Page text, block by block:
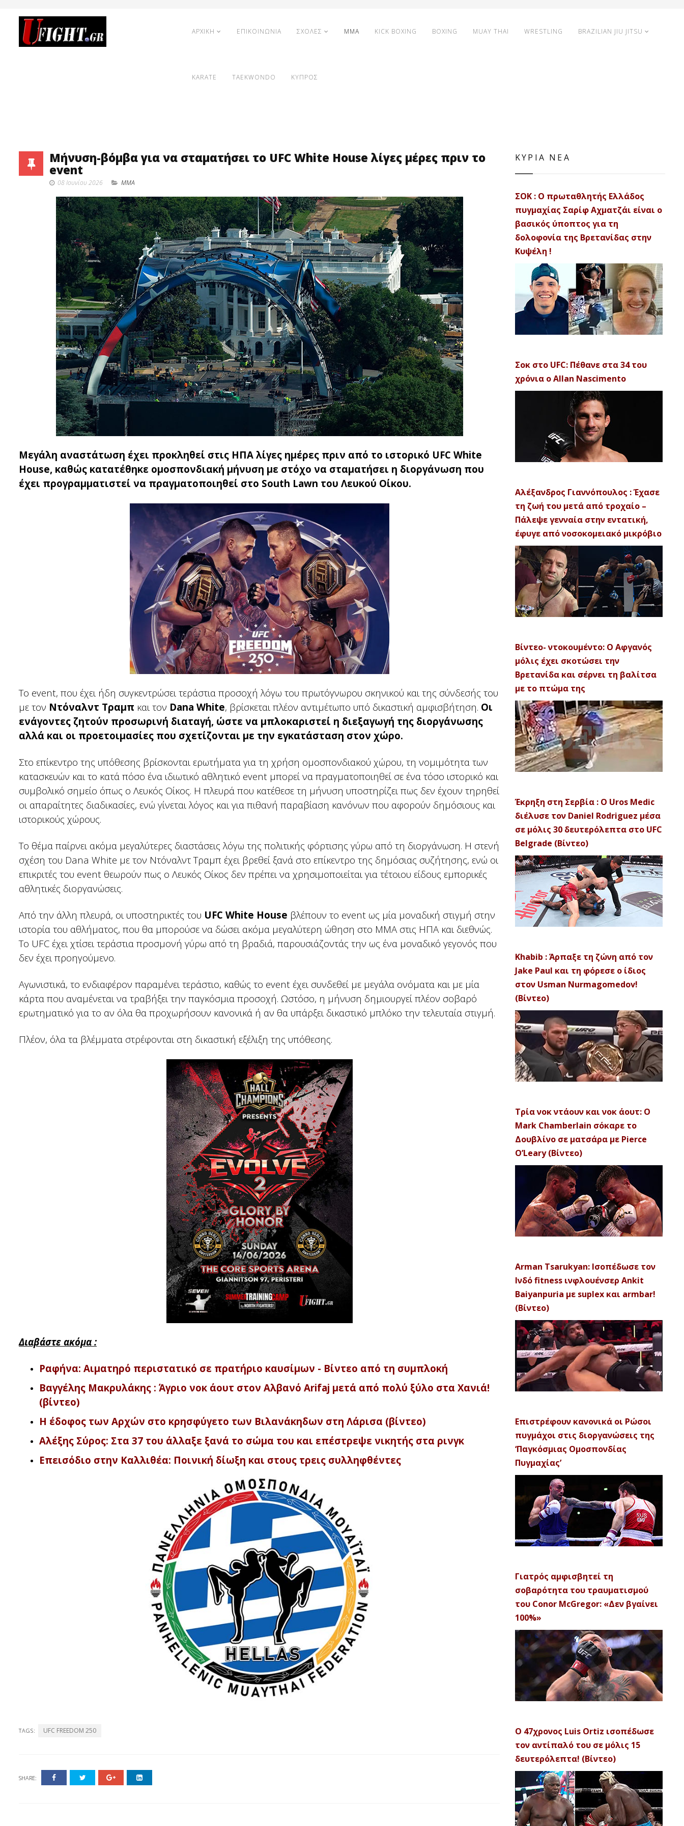
ΑΡΧΙΚΗ ΕΠΙΚΟΙΝΩΝΙΑ ΣΧΟΛΕΣ MMA KICK BOXING BOXING MUAY THAI WRESTLING BRAZILIAN JIU JITSU
KARATE TAEKWONDO ΚΥΠΡΟΣ
Μήνυση-βόμβα για να σταματήσει το UFC White House λίγες μέρες πριν το
event
08 Ιουνίου 2026 MMA
Μεγάλη αναστάτωση έχει προκληθεί στις ΗΠΑ λίγες ημέρες πριν από το ιστορικό UFC White
House, καθώς κατατέθηκε ομοσπονδιακή μήνυση με στόχο να σταματήσει η διοργάνωση που
έχει προγραμματιστεί να πραγματοποιηθεί στο South Lawn του Λευκού Οίκου.
Το event, που έχει ήδη συγκεντρώσει τεράστια προσοχή λόγω του πρωτόγνωρου σκηνικού και της σύνδεσής του
με τον Ντόναλντ Τραμπ και τον Dana White, βρίσκεται πλέον αντιμέτωπο υπό δικαστική αμφισβήτηση. Οι
ενάγοντες ζητούν προσωρινή διαταγή, ώστε να μπλοκαριστεί η διεξαγωγή της διοργάνωσης
αλλά και οι προετοιμασίες που σχετίζονται με την εγκατάσταση στον χώρο.
Στο επίκεντρο της υπόθεσης βρίσκονται ερωτήματα για τη χρήση ομοσπονδιακού χώρου, τη νομιμότητα των
κατασκευών και το κατά πόσο ένα ιδιωτικό αθλητικό event μπορεί να πραγματοποιηθεί σε ένα τόσο ιστορικό και
συμβολικό σημείο όπως ο Λευκός Οίκος. Η πλευρά που κατέθεσε τη μήνυση υποστηρίζει πως δεν έχουν τηρηθεί
οι απαραίτητες διαδικασίες, ενώ γίνεται λόγος και για πιθανή παραβίαση κανόνων που αφορούν δημόσιους και
ιστορικούς χώρους.
Το θέμα παίρνει ακόμα μεγαλύτερες διαστάσεις λόγω της πολιτικής φόρτισης γύρω από τη διοργάνωση. Η στενή
σχέση του Dana White με τον Ντόναλντ Τραμπ έχει βρεθεί ξανά στο επίκεντρο της δημόσιας συζήτησης, ενώ οι
επικριτές του event θεωρούν πως ο Λευκός Οίκος δεν πρέπει να χρησιμοποιείται για τέτοιου είδους εμπορικές
αθλητικές διοργανώσεις.
Από την άλλη πλευρά, οι υποστηρικτές του UFC White House βλέπουν το event ως μία μοναδική στιγμή στην
ιστορία του αθλήματος, που θα μπορούσε να δώσει ακόμα μεγαλύτερη ώθηση στο MMA στις ΗΠΑ και διεθνώς.
Το UFC έχει χτίσει τεράστια προσμονή γύρω από τη βραδιά, παρουσιάζοντάς την ως ένα μοναδικό γεγονός που
δεν έχει προηγούμενο.
Αγωνιστικά, το ενδιαφέρον παραμένει τεράστιο, καθώς το event έχει συνδεθεί με μεγάλα ονόματα και με μία
κάρτα που αναμένεται να τραβήξει την παγκόσμια προσοχή. Ωστόσο, η μήνυση δημιουργεί πλέον σοβαρό
ερωτηματικό για το αν όλα θα προχωρήσουν κανονικά ή αν θα υπάρξει δικαστικό μπλόκο την τελευταία στιγμή.
Πλέον, όλα τα βλέμματα στρέφονται στη δικαστική εξέλιξη της υπόθεσης.
Διαβάστε ακόμα :
Ραφήνα: Αιματηρό περιστατικό σε πρατήριο καυσίμων - Βίντεο από τη συμπλοκή
Βαγγέλης Μακρυλάκης : Άγριο νοκ άουτ στον Αλβανό Arifaj μετά από πολύ ξύλο στα Χανιά!
(βίντεο)
Η έδοφος των Αρχών στο κρησφύγετο των Βιλανάκηδων στη Λάρισα (βίντεο)
Αλέξης Σύρος: Στα 37 του άλλαξε ξανά το σώμα του και επέστρεψε νικητής στα ρινγκ
Επεισόδιο στην Καλλιθέα: Ποινική δίωξη και στους τρεις συλληφθέντες
TAGS: UFC FREEDOM 250
SHARE:
ΚΥΡΙΑ ΝΕΑ
ΣΟΚ : Ο πρωταθλητής Ελλάδος
πυγμαχίας Σαρίφ Αχματζάι είναι ο
βασικός ύποπτος για τη
δολοφονία της Βρετανίδας στην
Κυψέλη !
Σοκ στο UFC: Πέθανε στα 34 του
χρόνια ο Allan Nascimento
Αλέξανδρος Γιαννόπουλος : Έχασε
τη ζωή του μετά από τροχαίο –
Πάλεψε γενναία στην εντατική,
έφυγε από νοσοκομειακό μικρόβιο
Βίντεο- ντοκουμέντο: Ο Αφγανός
μόλις έχει σκοτώσει την
Βρετανίδα και σέρνει τη βαλίτσα
με το πτώμα της
Έκρηξη στη Σερβία : Ο Uros Medic
διέλυσε τον Daniel Rodriguez μέσα
σε μόλις 30 δευτερόλεπτα στο UFC
Belgrade (Βίντεο)
Khabib : Άρπαξε τη ζώνη από τον
Jake Paul και τη φόρεσε ο ίδιος
στον Usman Nurmagomedov!
(Βίντεο)
Τρία νοκ ντάουν και νοκ άουτ: Ο
Mark Chamberlain σόκαρε το
Δουβλίνο σε ματσάρα με Pierce
O’Leary (Βίντεο)
Arman Tsarukyan: Ισοπέδωσε τον
Ινδό fitness ινφλουένσερ Ankit
Baiyanpuria με suplex και armbar!
(Βίντεο)
Επιστρέφουν κανονικά οι Ρώσοι
πυγμάχοι στις διοργανώσεις της
‘Παγκόσμιας Ομοσπονδίας
Πυγμαχίας’
Γιατρός αμφισβητεί τη
σοβαρότητα του τραυματισμού
του Conor McGregor: «Δεν βγαίνει
100%»
Ο 47χρονος Luis Ortiz ισοπέδωσε
τον αντίπαλό του σε μόλις 15
δευτερόλεπτα! (Βίντεο)